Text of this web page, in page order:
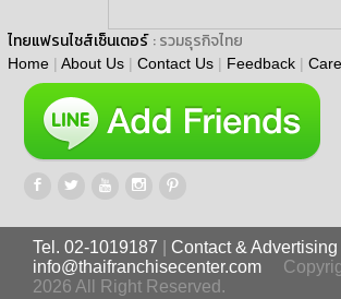
ไทยแฟรนไชส์เซ็นเตอร์ : รวมธุรกิจไทย
Home | About Us | Contact Us | Feedback |
Tel. 02-1019187
Contact & Advertising
info@thaifranchisecenter.com
2026 All Right Reserved.